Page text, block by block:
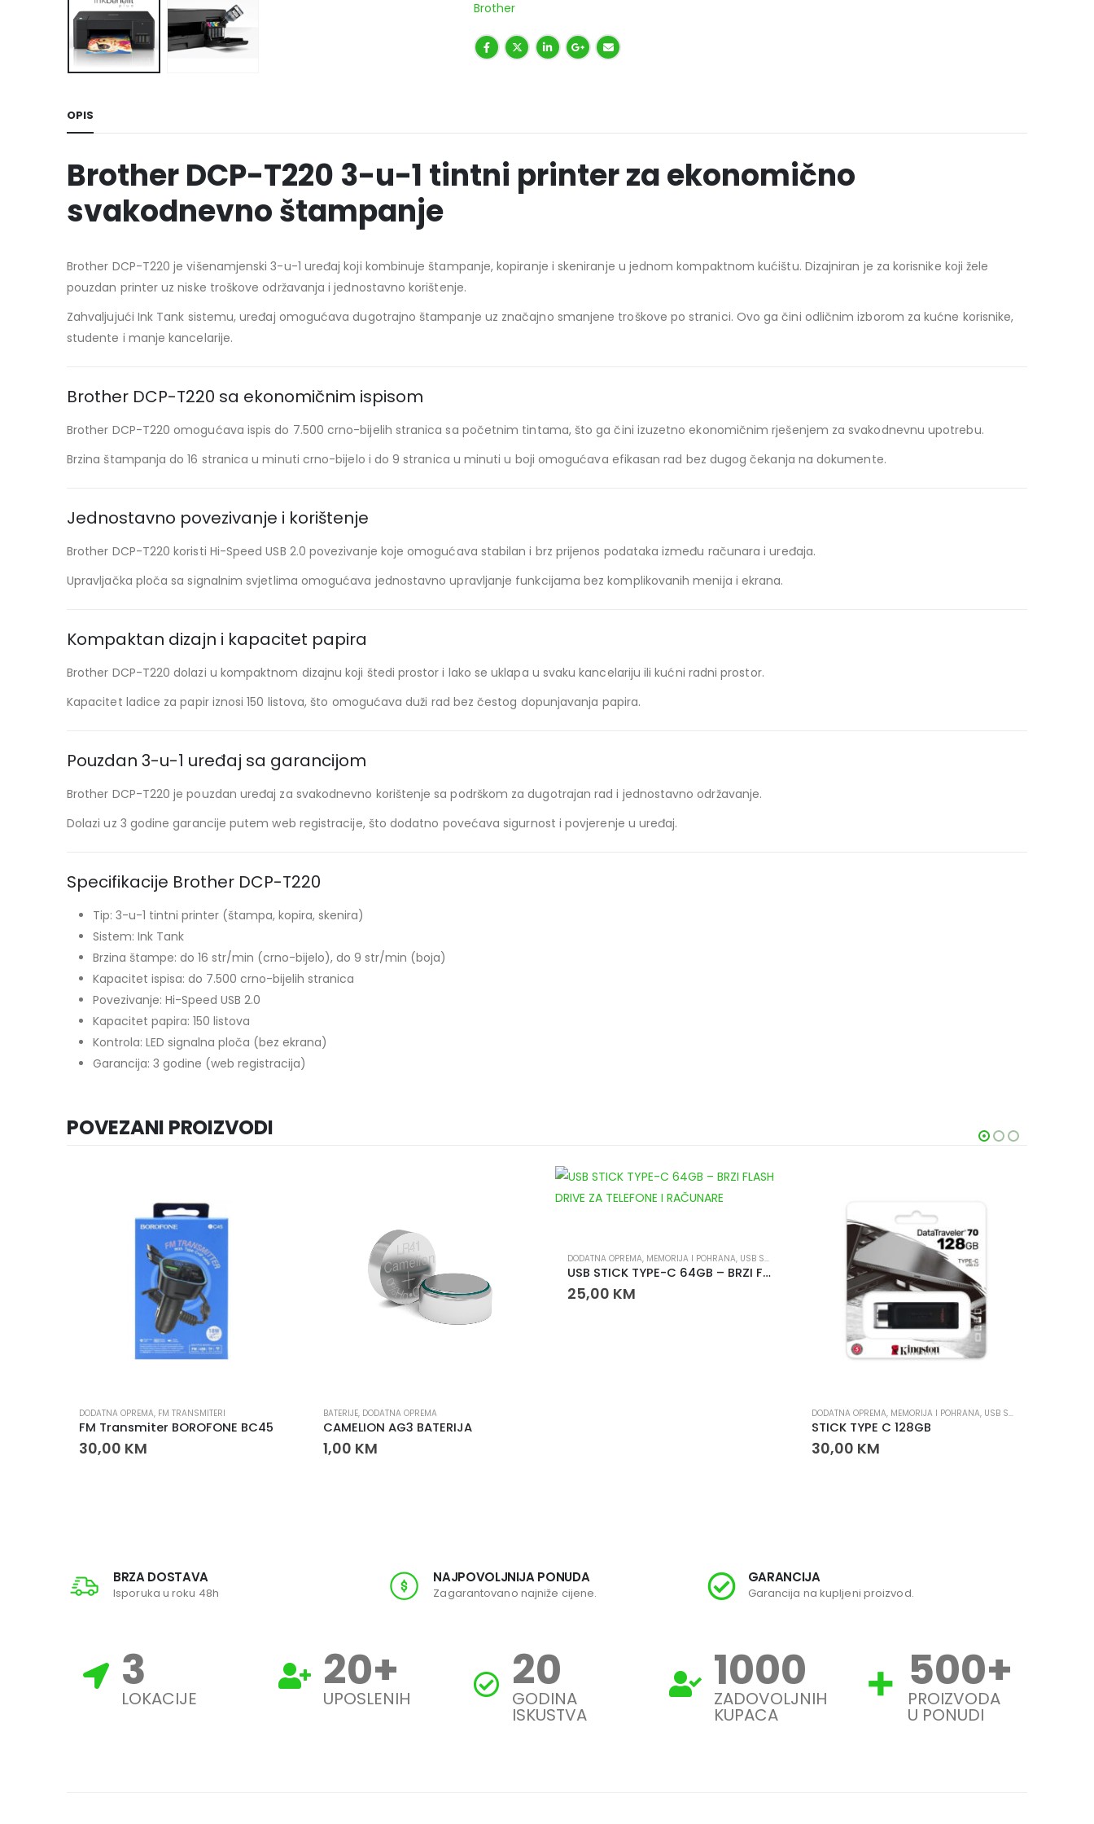
Brother
OPIS
Brother DCP-T220 3-u-1 tintni printer za ekonomično
svakodnevno štampanje
Brother DCP-T220 je višenamjenski 3-u-1 uređaj koji kombinuje štampanje, kopiranje i skeniranje u jednom kompaktnom kućištu. Dizajniran je za korisnike koji žele
pouzdan printer uz niske troškove održavanja i jednostavno korištenje.
Zahvaljujući Ink Tank sistemu, uređaj omogućava dugotrajno štampanje uz značajno smanjene troškove po stranici. Ovo ga čini odličnim izborom za kućne korisnike,
studente i manje kancelarije.
Brother DCP-T220 sa ekonomičnim ispisom
Brother DCP-T220 omogućava ispis do 7.500 crno-bijelih stranica sa početnim tintama, što ga čini izuzetno ekonomičnim rješenjem za svakodnevnu upotrebu.
Brzina štampanja do 16 stranica u minuti crno-bijelo i do 9 stranica u minuti u boji omogućava efikasan rad bez dugog čekanja na dokumente.
Jednostavno povezivanje i korištenje
Brother DCP-T220 koristi Hi-Speed USB 2.0 povezivanje koje omogućava stabilan i brz prijenos podataka između računara i uređaja.
Upravljačka ploča sa signalnim svjetlima omogućava jednostavno upravljanje funkcijama bez komplikovanih menija i ekrana.
Kompaktan dizajn i kapacitet papira
Brother DCP-T220 dolazi u kompaktnom dizajnu koji štedi prostor i lako se uklapa u svaku kancelariju ili kućni radni prostor.
Kapacitet ladice za papir iznosi 150 listova, što omogućava duži rad bez čestog dopunjavanja papira.
Pouzdan 3-u-1 uređaj sa garancijom
Brother DCP-T220 je pouzdan uređaj za svakodnevno korištenje sa podrškom za dugotrajan rad i jednostavno održavanje.
Dolazi uz 3 godine garancije putem web registracije, što dodatno povećava sigurnost i povjerenje u uređaj.
Specifikacije Brother DCP-T220
Tip: 3-u-1 tintni printer (štampa, kopira, skenira)
Sistem: Ink Tank
Brzina štampe: do 16 str/min (crno-bijelo), do 9 str/min (boja)
Kapacitet ispisa: do 7.500 crno-bijelih stranica
Povezivanje: Hi-Speed USB 2.0
Kapacitet papira: 150 listova
Kontrola: LED signalna ploča (bez ekrana)
Garancija: 3 godine (web registracija)
POVEZANI PROIZVODI
DODATNA OPREMA, FM TRANSMITERI
FM Transmiter BOROFONE BC45
30,00 KM
BATERIJE, DODATNA OPREMA
CAMELION AG3 BATERIJA
1,00 KM
DODATNA OPREMA, MEMORIJA I POHRANA, USB STIKOVI
USB STICK TYPE-C 64GB – BRZI FLASH DRIVE ZA TELEFONE I RAČUNARE
25,00 KM
DODATNA OPREMA, MEMORIJA I POHRANA, USB STIKOVI
STICK TYPE C 128GB
30,00 KM
BRZA DOSTAVA
Isporuka u roku 48h
NAJPOVOLJNIJA PONUDA
Zagarantovano najniže cijene.
GARANCIJA
Garancija na kupljeni proizvod.
3
LOKACIJE 20+
UPOSLENIH 20
GODINA
ISKUSTVA
1000
ZADOVOLJNIH
KUPACA
500+
PROIZVODA
U PONUDI